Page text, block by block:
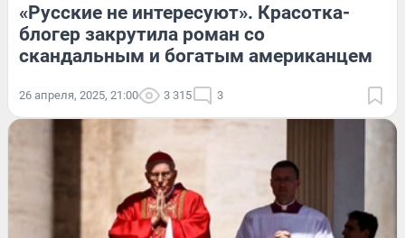
«Русские не интересуют». Красотка-
блогер закрутила роман со
скандальным и богатым американцем
26 апреля, 2025, 21:00 3 315 3